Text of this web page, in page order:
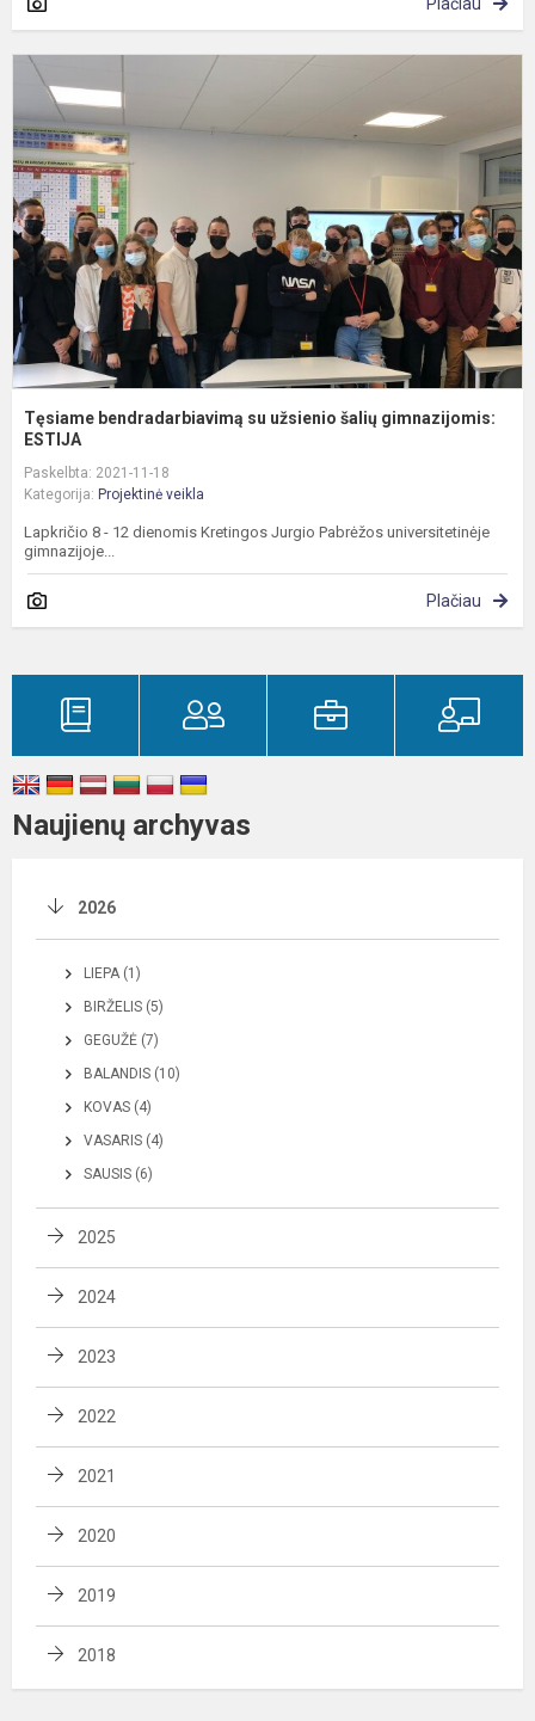
Plačiau
Tęsiame bendradarbiavimą su užsienio šalių gimnazijomis:
ESTIJA
Paskelbta: 2021-11-18
Kategorija: Projektinė veikla
Lapkričio 8 - 12 dienomis Kretingos Jurgio Pabrėžos universitetinėje
gimnazijoje...
Plačiau
Naujienų archyvas
2026
LIEPA (1)
BIRŽELIS (5)
GEGUŽĖ (7)
BALANDIS (10)
KOVAS (4)
VASARIS (4)
SAUSIS (6)
2025
2024
2023
2022
2021
2020
2019
2018